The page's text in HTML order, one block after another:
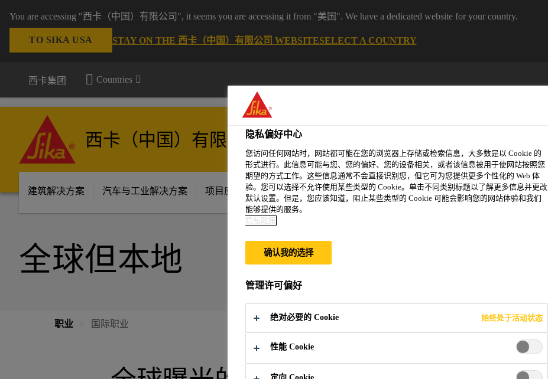
You are accessing "西卡（中国）有限公司", it seems you are accessing it from "美国". We have a dedicated website for your country.
TO SIKA USA STAY ON THE 西卡（中国）有限公司 WEBSITESELECT A COUNTRY
西卡集团 Countries
西卡（中国）有限公司
建筑解决方案 汽车与工业解决方案 项目应用场景 精选案例 新闻资讯 可持续发展 关于我们
全球但本地
职业 国际职业
隐私偏好中心
您访问任何网站时，网站都可能在您的浏览器上存储或检索信息，大多数是以 Cookie 的
形式进行。此信息可能与您、您的偏好、您的设备相关，或者该信息被用于使网站按照您
期望的方式工作。这些信息通常不会直接识别您，但它可为您提供更多个性化的 Web 体
验。您可以选择不允许使用某些类型的 Cookie。单击不同类别标题以了解更多信息并更改
默认设置。但是，您应该知道，阻止某些类型的 Cookie 可能会影响您的网站体验和我们
能够提供的服务。
隐私政策
确认我的选择
管理许可偏好
绝对必要的 Cookie 始终处于活动状态
性能 Cookie